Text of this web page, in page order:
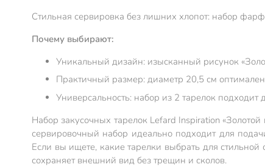
Стильная сервировка без лишних хлопот: набор
Почему выбирают:
Уникальный дизайн: изысканный рисунок
Практичный размер: диаметр 20,5 см
Универсальность: набор из 2 тарелок
Набор закусочных тарелок Lefard Inspiration
сервировочный набор идеально подходит для
Если вы ищете, какие тарелки выбрать для
сохраняет внешний вид без трещин и сколов.